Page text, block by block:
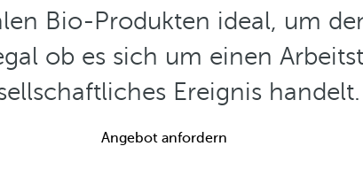
Bio-Produkten ideal, um
ob es sich um einen
Ereignis handelt.
Angebot anfordern